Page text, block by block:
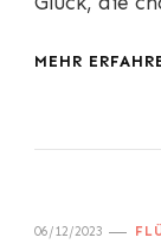
MEHR
06/12/2023